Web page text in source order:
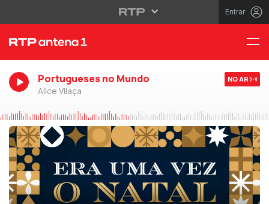
Entrar
Portugueses no Mundo
Alice Vilaça
NO AR